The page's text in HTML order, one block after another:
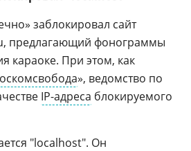
заблокировал сайт
предлагающий фонограммы
караоке. При этом, как
», ведомство по
IP-адреса блокируемого
"localhost". Он